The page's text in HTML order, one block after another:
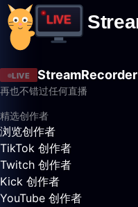
LIVE StreamRecorder
再也不错过任何直播
精选创作者
浏览创作者
TikTok 创作者
Twitch 创作者
Kick 创作者
YouTube 创作者